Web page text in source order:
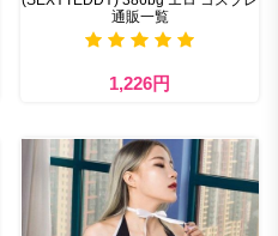
通販一覧
1,226円